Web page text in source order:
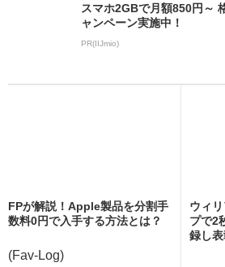
スマホ2GBで月額850円～
ャンペーン実施中！
PR(IIJmio)
FPが解説！Apple製品を分割手
数料0円で入手する方法とは？
(Fav-Log)
ウィ
プで2
録し